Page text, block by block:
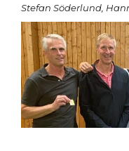
Stefan Söderlund,